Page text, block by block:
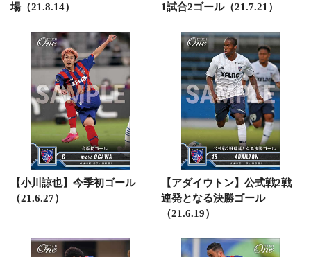
場（21.8.14）
1試合2ゴール（21.7.21）
【小川諒也】今季初ゴール
（21.6.27）
【アダイウトン】公式戦2戦
連発となる決勝ゴール
（21.6.19）